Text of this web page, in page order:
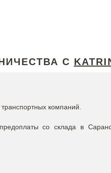
С
компаний.
со склада в